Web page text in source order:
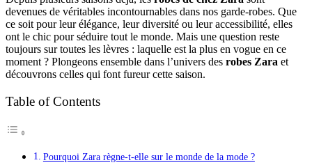
devenues de véritables incontournables dans nos garde-robes. Que
ce soit pour leur élégance, leur diversité ou leur accessibilité, elles
ont le chic pour séduire tout le monde. Mais une question reste
toujours sur toutes les lèvres : laquelle est la plus en vogue en ce
moment ? Plongeons ensemble dans l’univers des robes Zara et
découvrons celles qui font fureur cette saison.
Table of Contents
Pourquoi Zara règne-t-elle sur le monde de la mode ?